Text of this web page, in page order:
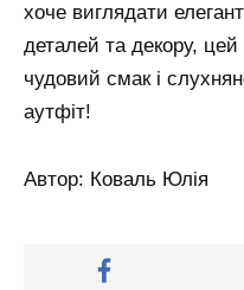
хоче виглядати
деталей та декору,
чудовий смак і
аутфіт!
Автор: Коваль Юлія